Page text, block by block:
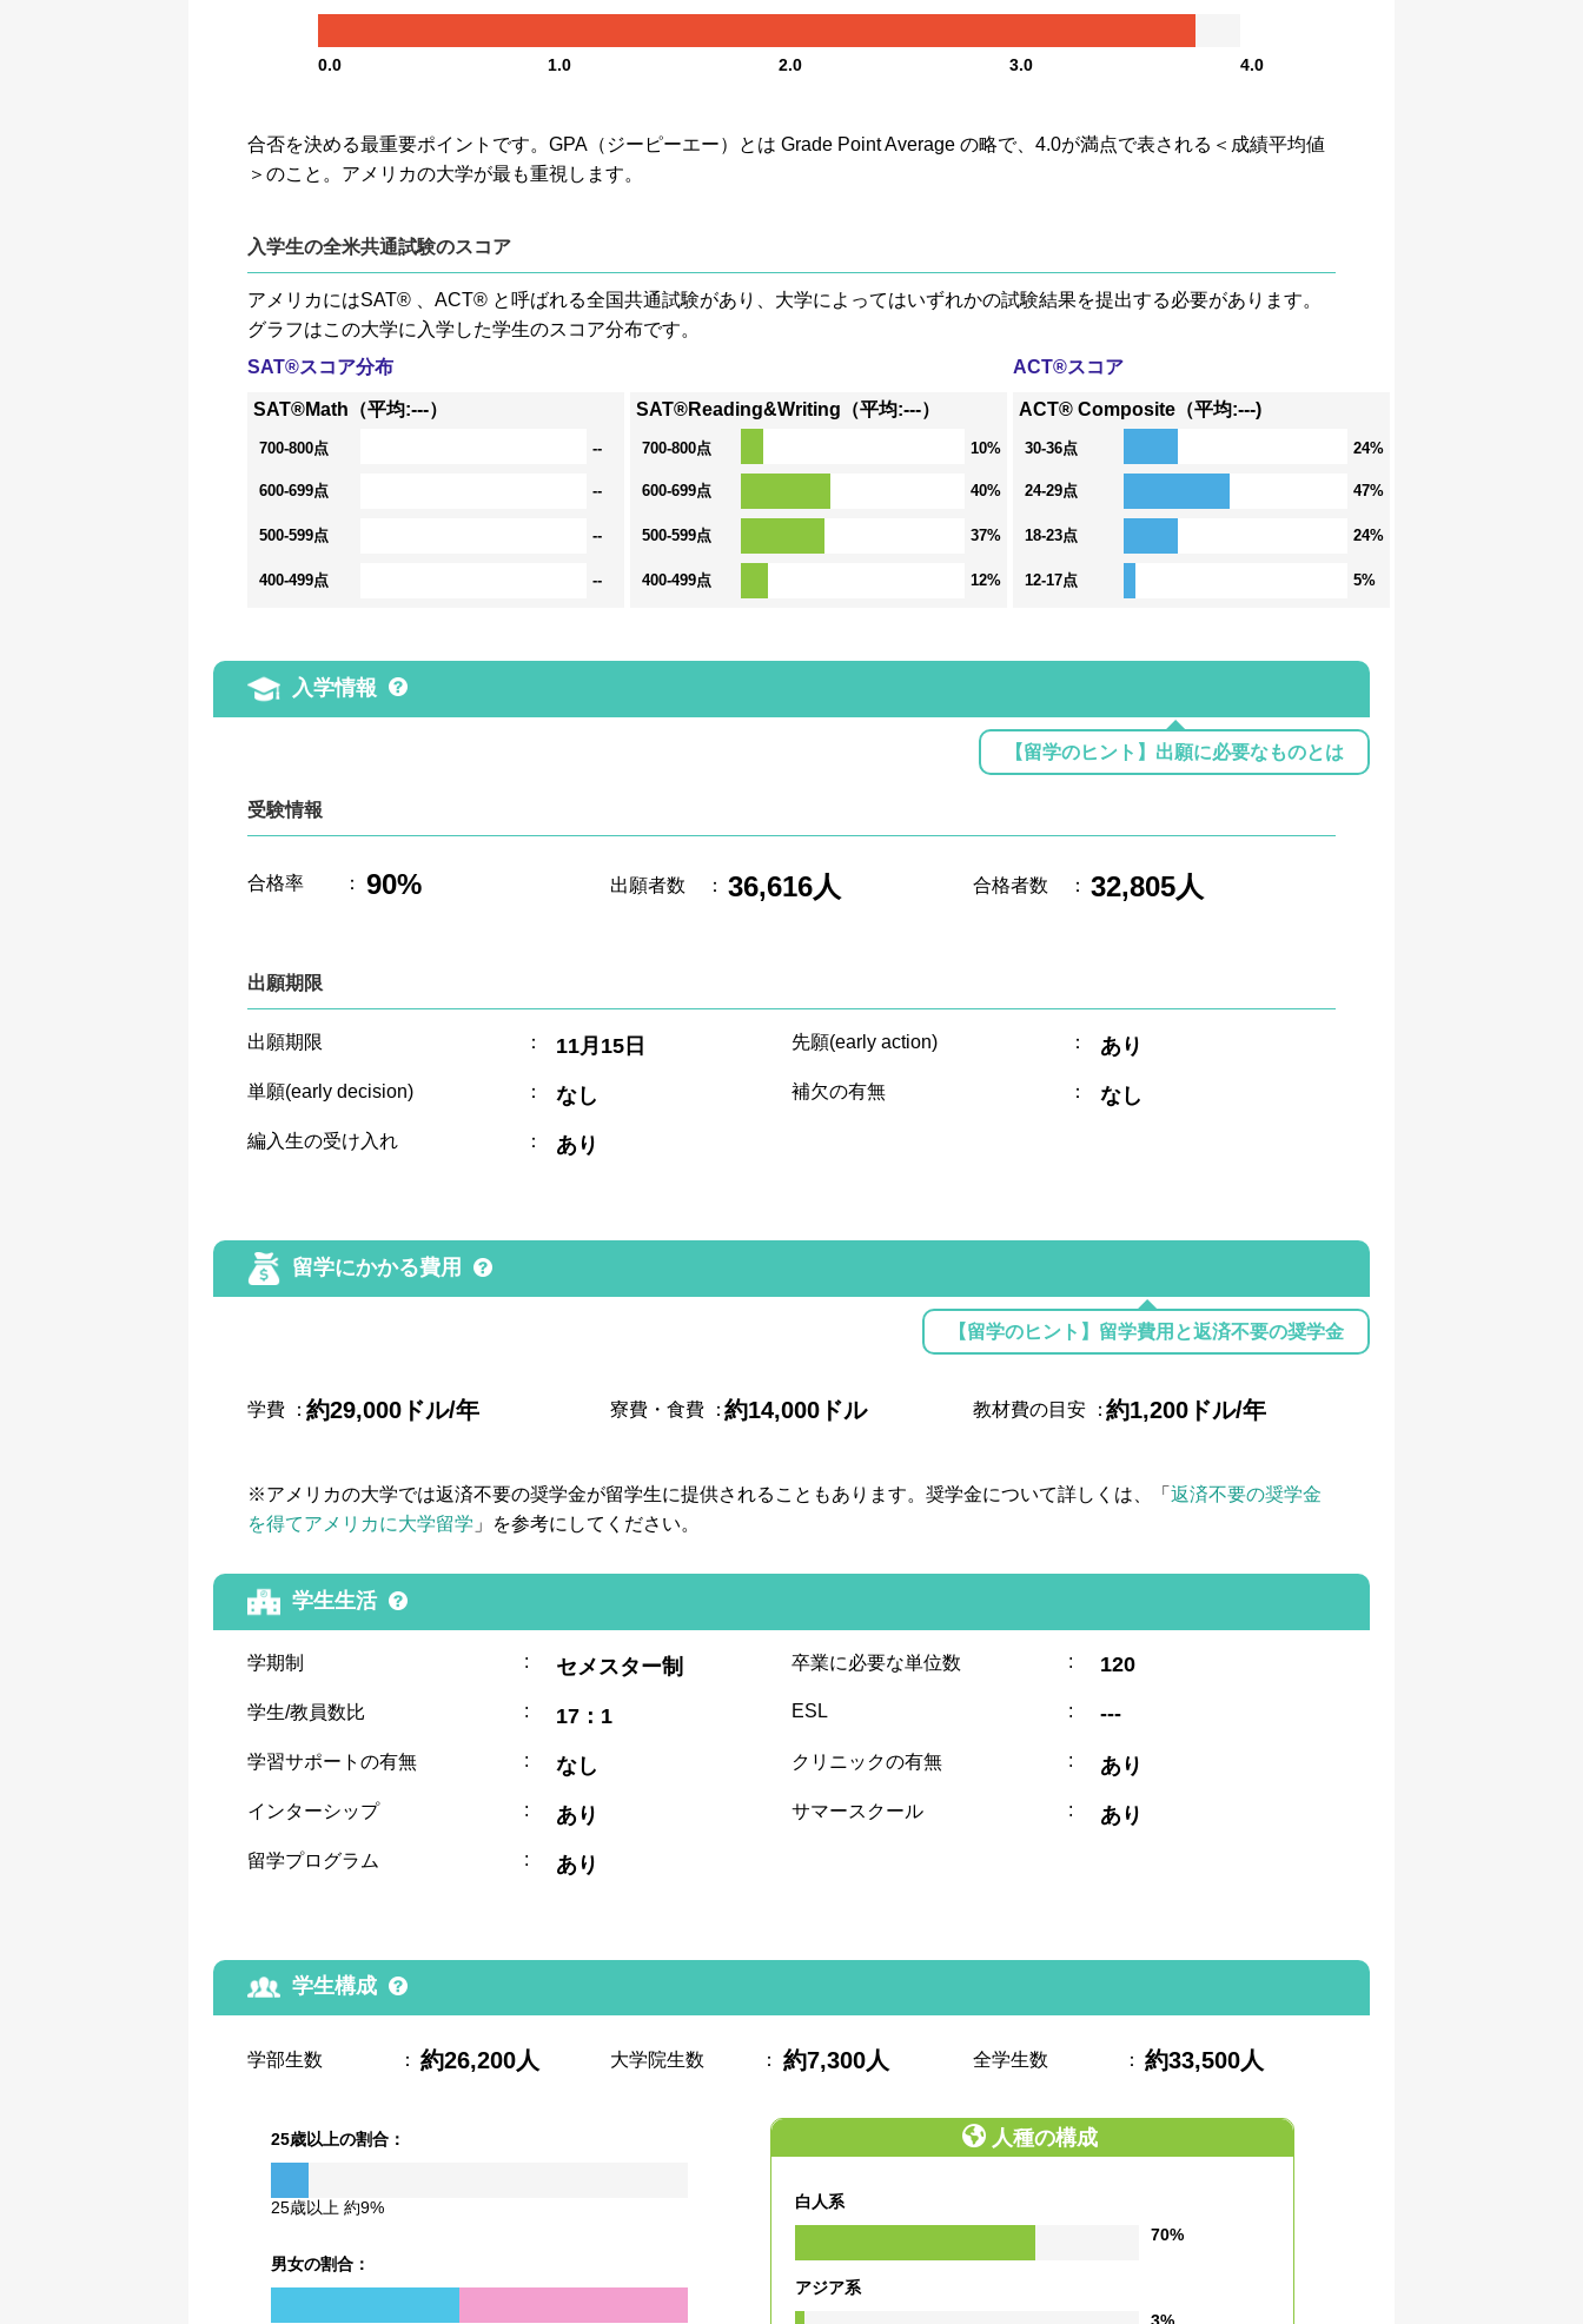
0.0 1.0 2.0 3.0 4.0
合否を決める最重要ポイントです。GPA（ジーピーエー）とは Grade Point Average の略で、4.0が満点で表される＜成績平均値
＞のこと。アメリカの大学が最も重視します。
入学生の全米共通試験のスコア
アメリカにはSAT® 、ACT® と呼ばれる全国共通試験があり、大学によってはいずれかの試験結果を提出する必要があります。
グラフはこの大学に入学した学生のスコア分布です。
SAT®スコア分布
SAT®Math（平均:---）
700-800点 --
600-699点 --
500-599点 --
400-499点 --
SAT®Reading&Writing（平均:---）
700-800点 10%
600-699点 40%
500-599点 37%
400-499点 12%
ACT®スコア
ACT® Composite（平均:---)
30-36点 24%
24-29点 47%
18-23点 24%
12-17点 5%
入学情報
【留学のヒント】出願に必要なものとは
受験情報
合格率 ： 90% 出願者数 ： 36,616人 合格者数 ： 32,805人
出願期限
出願期限 ： 11月15日 先願(early action) ： あり
単願(early decision) ： なし 補欠の有無 ： なし
編入生の受け入れ ： あり
留学にかかる費用
【留学のヒント】留学費用と返済不要の奨学金
学費 ：約29,000ドル/年 寮費・食費 ：約14,000ドル 教材費の目安 ：約1,200ドル/年
※アメリカの大学では返済不要の奨学金が留学生に提供されることもあります。奨学金について詳しくは、「返済不要の奨学金
を得てアメリカに大学留学 」を参考にしてください。
学生生活
学期制 : セメスター制 卒業に必要な単位数 : 120
学生/教員数比 : 17：1 ESL : ---
学習サポートの有無 : なし クリニックの有無 : あり
インターシップ : あり サマースクール : あり
留学プログラム : あり
学生構成
学部生数 ： 約26,200人 大学院生数 ： 約7,300人 全学生数 ： 約33,500人
25歳以上の割合：
25歳以上 約9%
男女の割合：
人種の構成
白人系
70%
アジア系
3%